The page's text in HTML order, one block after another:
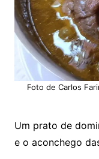
Foto de Carlos
Um prato de
e o aconchego